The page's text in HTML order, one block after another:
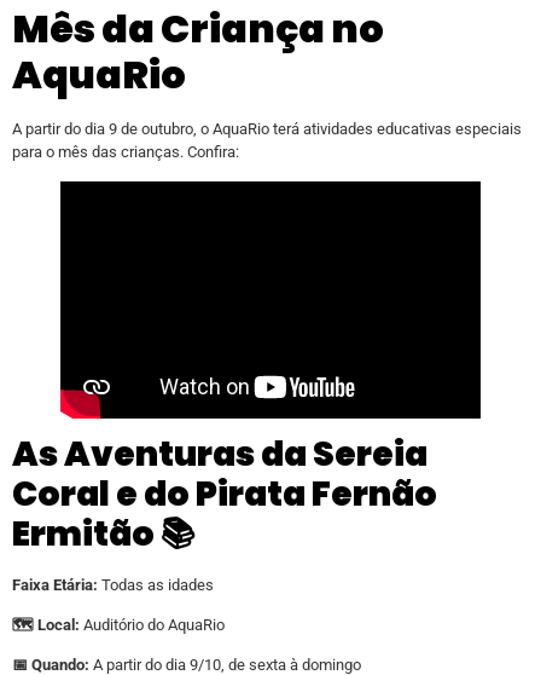
Mês da Criança no
AquaRio
A partir do dia 9 de outubro, o AquaRio terá atividades educativas especiais
para o mês das crianças. Confira:
As Aventuras da Sereia
Coral e do Pirata Fernão
Ermitão 📚
Faixa Etária: Todas as idades
🗺️ Local: Auditório do AquaRio
📅 Quando: A partir do dia 9/10, de sexta à domingo